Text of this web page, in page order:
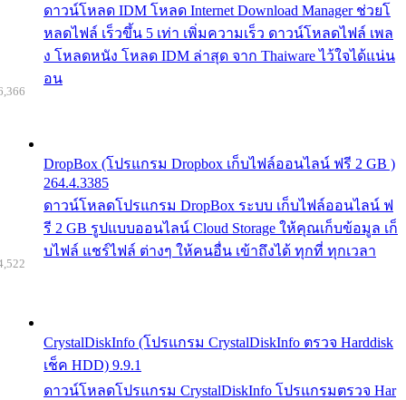
ดาวน์โหลด IDM โหลด Internet Download Manager ช่วยโ
หลดไฟล์ เร็วขึ้น 5 เท่า เพิ่มความเร็ว ดาวน์โหลดไฟล์ เพล
ง โหลดหนัง โหลด IDM ล่าสุด จาก Thaiware ไว้ใจได้แน่น
อน
DropBox (โปรแกรม Dropbox เก็บไฟล์ออนไลน์ ฟรี 2 GB )
264.4.3385
ดาวน์โหลดโปรแกรม DropBox ระบบ เก็บไฟล์ออนไลน์ ฟ
รี 2 GB รูปแบบออนไลน์ Cloud Storage ให้คุณเก็บข้อมูล เก็
บไฟล์ แชร์ไฟล์ ต่างๆ ให้คนอื่น เข้าถึงได้ ทุกที่ ทุกเวลา
CrystalDiskInfo (โปรแกรม CrystalDiskInfo ตรวจ Harddisk
เช็ค HDD) 9.9.1
ดาวน์โหลดโปรแกรม CrystalDiskInfo โปรแกรมตรวจ Har